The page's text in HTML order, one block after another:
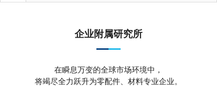
企业附属研究所
在瞬息万变的全球市场环境中，
将竭尽全力跃升为零配件、材料专业企业。